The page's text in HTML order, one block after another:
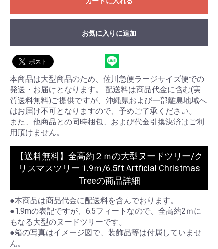
お気に入りに追加
本商品は大型商品のため、佐川急便ラージサイズ便での
発送・お届けとなります。 配送料は商品代金に含む(実
質送料無料)ご提供ですが、沖縄県および一部離島地域へ
はお届け不可となりますので、予めご了承ください。
また、他商品との同時梱包、および代金引換決済はご利
用頂けません。
【送料無料】全高約２ｍの大型ヌードツリー/ク
リスマスツリー 1.9ｍ/6.5ft Artficial Christmas
Treeの商品詳細
●本商品は商品代金に配送料を含んでおります。
●1.9mの表記ですが、6.5フィートなので、全高約2ｍに
もなる大型のヌードツリーです。
●箱の写真はイメージ図で、装飾品等は付属していませ
ん。